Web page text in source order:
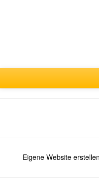
Eigene Website